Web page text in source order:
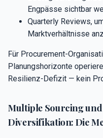
Engpässe sichtbar
Quarterly Reviews,
Marktverhältnisse
Für Procurement-
Planungshorizonte
Resilienz-Defizit — kein
Multiple Sourcing
Diversifikation: Die